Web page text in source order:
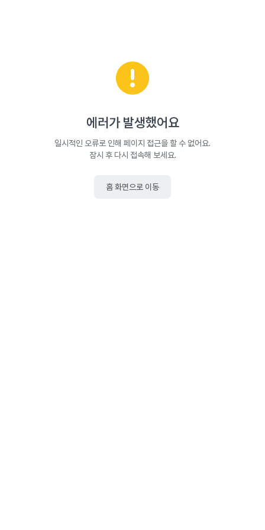
에러가 발생했어요
일시적인 오류로 인해 페이지 접근을 할 수 없어요.
잠시 후 다시 접속해 보세요.
홈 화면으로 이동